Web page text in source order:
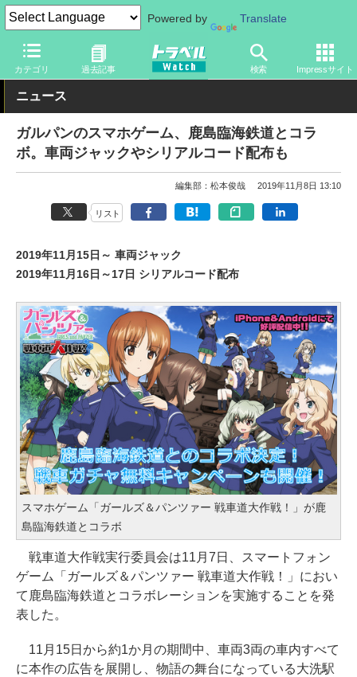
Powered by Translate
カテゴリ 過去記事 検索 Impressサイト
トラベル Watch 企業・政府・官庁 鉄道 関東私鉄
ニュース
ガルパンのスマホゲーム、鹿島臨海鉄道とコラ
ボ。車両ジャックやシリアルコード配布も
編集部：松本俊哉 2019年11月8日 13:10
リスト
2019年11月15日～ 車両ジャック
2019年11月16日～17日 シリアルコード配布
スマホゲーム「ガールズ＆パンツァー 戦車道大作戦！」が鹿
島臨海鉄道とコラボ
戦車道大作戦実行委員会は11月7日、スマートフォン
ゲーム「ガールズ＆パンツァー 戦車道大作戦！」におい
て鹿島臨海鉄道とコラボレーションを実施することを発
表した。
11月15日から約1か月の期間中、車両3両の車内すべて
に本作の広告を展開し、物語の舞台になっている大洗駅